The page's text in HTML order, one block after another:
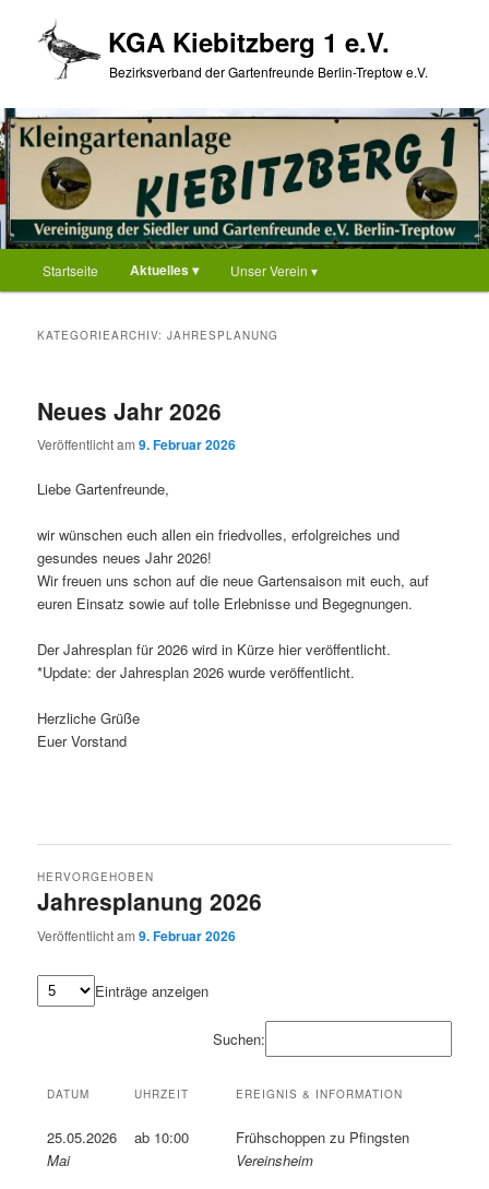
primären
sekundären
KGA Kiebitzberg 1 e.V.
Bezirksverband der Gartenfreunde Berlin-Treptow e.V.
Startseite Aktuelles ▾ Unser Verein ▾
KATEGORIEARCHIV:JAHRESPLANUNG
Neues Jahr 2026
Veröffentlicht am9. Februar 2026
Liebe Gartenfreunde,
wir wünschen euch allen ein friedvolles, erfolgreiches und
gesundes neues Jahr 2026!
Wir freuen uns schon auf die neue Gartensaison mit euch, auf
euren Einsatz sowie auf tolle Erlebnisse und Begegnungen.
Der Jahresplan für 2026 wird in Kürze hier veröffentlicht.
*Update: der Jahresplan 2026 wurde veröffentlicht.
Herzliche Grüße
Euer Vorstand
Jahresplanung 2026
HERVORGEHOBEN
Veröffentlicht am9. Februar 2026
Einträge anzeigen
Suchen:
DATUM UHRZEIT EREIGNIS & INFORMATION
25.05.2026
Mai
ab 10:00
Frühschoppen zu Pfingsten
Vereinsheim